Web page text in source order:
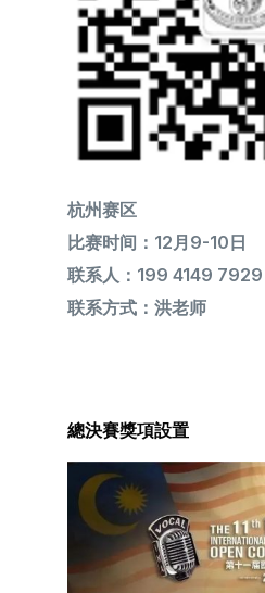
杭州赛区
比赛时间：12月9-10日
联系人：199 4149 7929
联系方式：洪老师
總決賽獎項設置